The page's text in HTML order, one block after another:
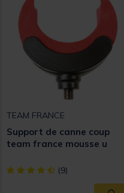
TEAM FRANCE
Support de canne coup
team france mousse u
[object Object] out of 5
(9)